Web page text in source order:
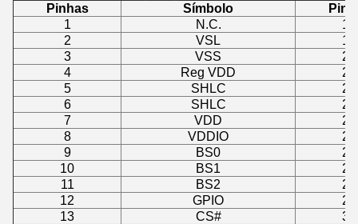
Pinhas
Símbolo
1
N.C.
18
2
VSL
19
3
VSS
20
4
Reg VDD
21
5
SHLC
22
6
SHLC
23
7
VDD
24
8
VDDIO
25
9
BS0
26
10
BS1
27
11
BS2
28
12
GPIO
29
13
CS#
30